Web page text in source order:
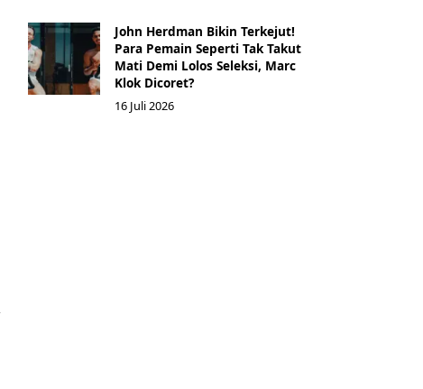
John Herdman Bikin Terkejut!
Para Pemain Seperti Tak Takut
Mati Demi Lolos Seleksi, Marc
Klok Dicoret?
16 Juli 2026